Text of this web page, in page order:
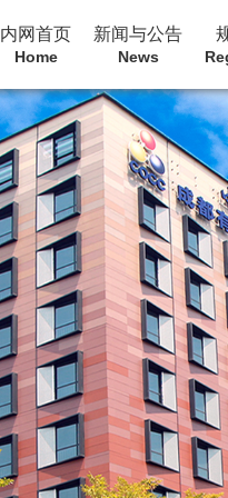
内网首页
Home
新闻与公告
News